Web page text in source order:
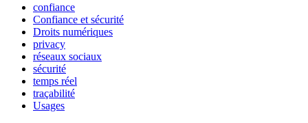
confiance
Confiance et sécurité
Droits numériques
privacy
réseaux sociaux
sécurité
temps réel
traçabilité
Usages